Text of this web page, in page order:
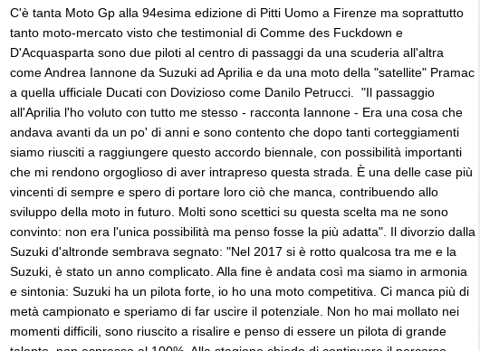
C'è tanta Moto Gp alla 94esima edizione di Pitti Uomo a Firenze ma soprattutto
tanto moto-mercato visto che testimonial di Comme des Fuckdown e
D'Acquasparta sono due piloti al centro di passaggi da una scuderia all'altra
come Andrea Iannone da Suzuki ad Aprilia e da una moto della "satellite" Pramac
a quella ufficiale Ducati con Dovizioso come Danilo Petrucci. "Il passaggio
all'Aprilia l'ho voluto con tutto me stesso - racconta Iannone - Era una cosa che
andava avanti da un po' di anni e sono contento che dopo tanti corteggiamenti
siamo riusciti a raggiungere questo accordo biennale, con possibilità importanti
che mi rendono orgoglioso di aver intrapreso questa strada. È una delle case più
vincenti di sempre e spero di portare loro ciò che manca, contribuendo allo
sviluppo della moto in futuro. Molti sono scettici su questa scelta ma ne sono
convinto: non era l'unica possibilità ma penso fosse la più adatta". Il divorzio dalla
Suzuki d'altronde sembrava segnato: "Nel 2017 si è rotto qualcosa tra me e la
Suzuki, è stato un anno complicato. Alla fine è andata così ma siamo in armonia
e sintonia: Suzuki ha un pilota forte, io ho una moto competitiva. Ci manca più di
metà campionato e speriamo di far uscire il potenziale. Non ho mai mollato nei
momenti difficili, sono riuscito a risalire e penso di essere un pilota di grande